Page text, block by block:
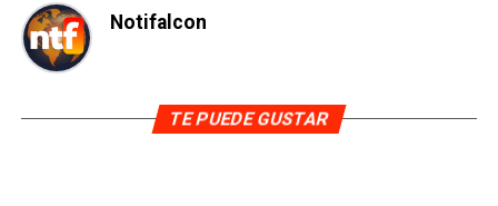
Notifalcon
TE PUEDE GUSTAR